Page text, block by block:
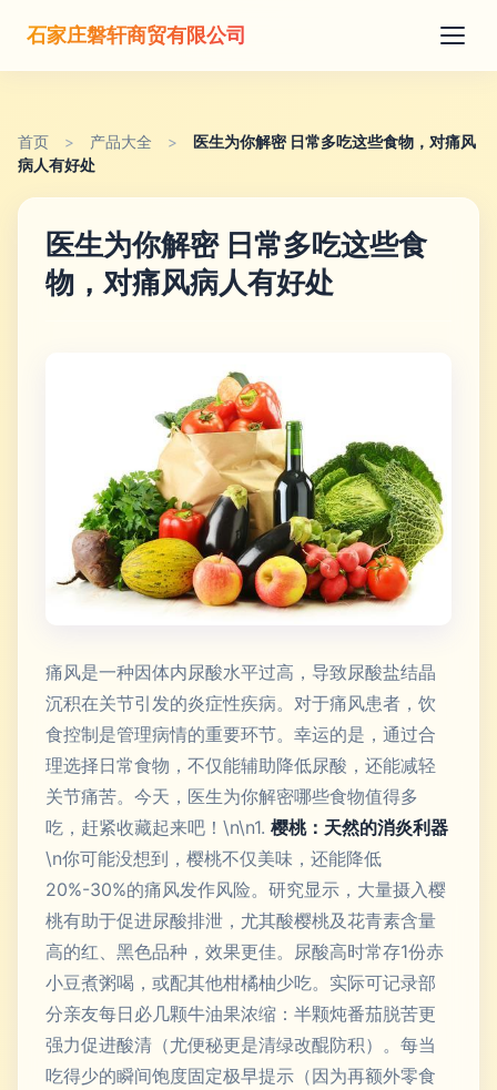
石家庄磐轩商贸有限公司
首页 > 产品大全 >
医生为你解密 日常多吃这些食物，对痛风
病人有好处
医生为你解密 日常多吃这些食
物，对痛风病人有好处
痛风是一种因体内尿酸水平过高，导致尿酸盐结晶
沉积在关节引发的炎症性疾病。对于痛风患者，饮
食控制是管理病情的重要环节。幸运的是，通过合
理选择日常食物，不仅能辅助降低尿酸，还能减轻
关节痛苦。今天，医生为你解密哪些食物值得多
吃，赶紧收藏起来吧！\n\n1. 樱桃：天然的消炎利器
\n你可能没想到，樱桃不仅美味，还能降低
20%-30%的痛风发作风险。研究显示，大量摄入樱
桃有助于促进尿酸排泄，尤其酸樱桃及花青素含量
高的红、黑色品种，效果更佳。尿酸高时常存1份赤
小豆煮粥喝，或配其他柑橘柚少吃。实际可记录部
分亲友每日必几颗牛油果浓缩：半颗炖番茄脱苦更
强力促进酸清（尤便秘更是清绿改醌防积）。每当
吃得少的瞬间饱度固定极早提示（因为再额外零食